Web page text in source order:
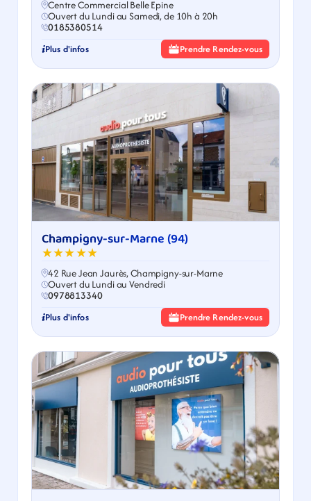
Centre Commercial Belle Epine
Ouvert du Lundi au Samedi, de 10h à 20h
0185380514
Plus d'infos Prendre Rendez-vous
Champigny-sur-Marne (94)
★★★★★
42 Rue Jean Jaurès, Champigny-sur-Marne
Ouvert du Lundi au Vendredi
0978813340
Plus d'infos Prendre Rendez-vous